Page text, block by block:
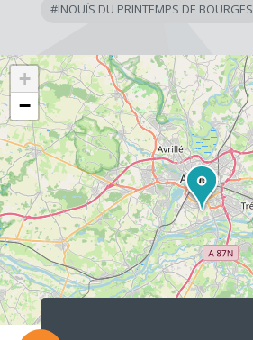
#INOUÏS DU PRINTEMPS DE BOURGES
+
−
Lecteur
audio